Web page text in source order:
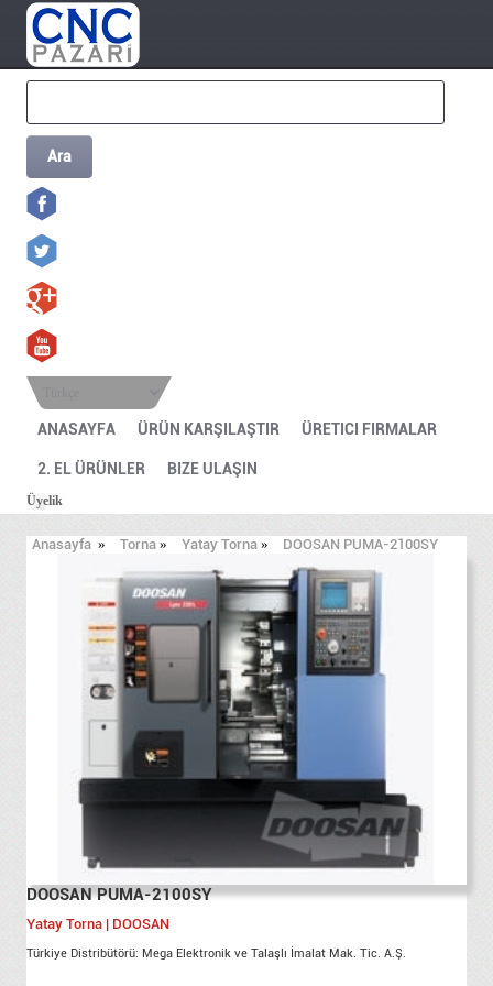
Ara
ANASAYFA ÜRÜN KARŞILAŞTIR ÜRETICI FIRMALAR
2. EL ÜRÜNLER BIZE ULAŞIN
Üyelik
Anasayfa » Torna » Yatay Torna » DOOSAN PUMA-2100SY
DOOSAN PUMA-2100SY
Yatay Torna | DOOSAN
Türkiye Distribütörü: Mega Elektronik ve Talaşlı İmalat Mak. Tic. A.Ş.